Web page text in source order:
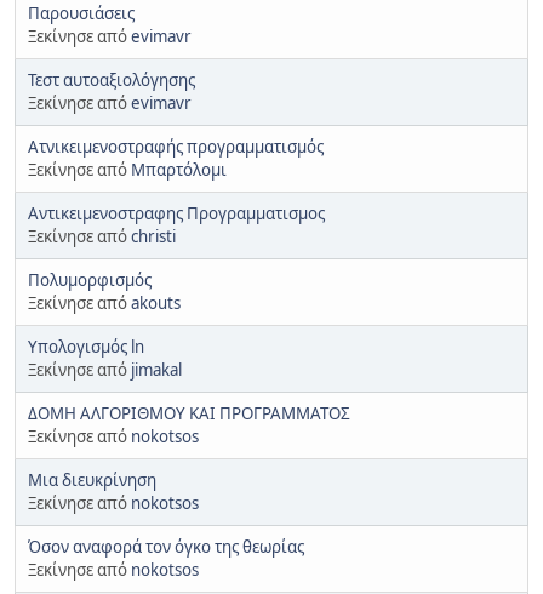
Παρουσιάσεις
Ξεκίνησε απόevimavr
Τεστ αυτοαξιολόγησης
Ξεκίνησε απόevimavr
Ατνικειμενοστραφής προγραμματισμός
Ξεκίνησε από Μπαρτόλομι
Αντικειμενοστραφης Προγραμματισμος
Ξεκίνησε απόchristi
Πολυμορφισμός
Ξεκίνησε απόakouts
Υπολογισμός ln
Ξεκίνησε από jimakal
ΔΟΜΗ ΑΛΓΟΡΙΘΜΟΥ ΚΑΙ ΠΡΟΓΡΑΜΜΑΤΟΣ
Ξεκίνησε από nokotsos
Μια διευκρίνηση
Ξεκίνησε από nokotsos
Όσον αναφορά τον όγκο της θεωρίας
Ξεκίνησε από nokotsos